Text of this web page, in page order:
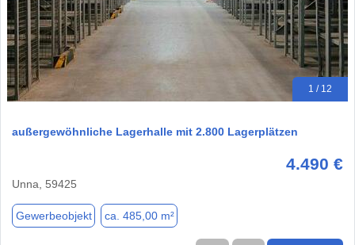
1 / 12
außergewöhnliche Lagerhalle mit 2.800 Lagerplätzen
4.490 €
Unna, 59425
Gewerbeobjekt ca. 485,00 m²